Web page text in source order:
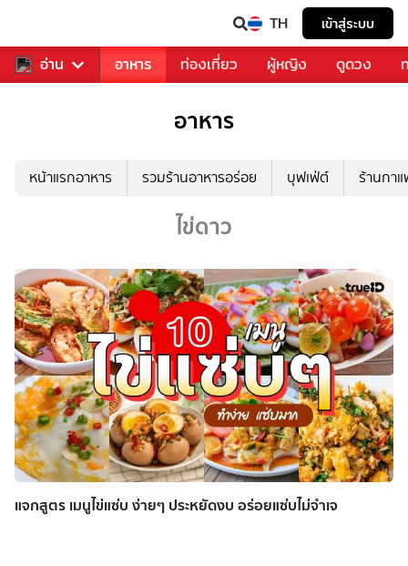
TH เข้าสู่ระบบ
อ่าน
รวงการเพลง อาหาร ท่องเที่ยว ผู้หญิง ดูดวง
อาหาร
หน้าแรกอาหาร รวมร้านอาหารอร่อย บุฟเฟ่ต์ ร้านกา
ไข่ดาว
แจกสูตร เมนูไข่แซ่บ ง่ายๆ ประหยัดงบ อร่อยแซ่บไม่จำเจ